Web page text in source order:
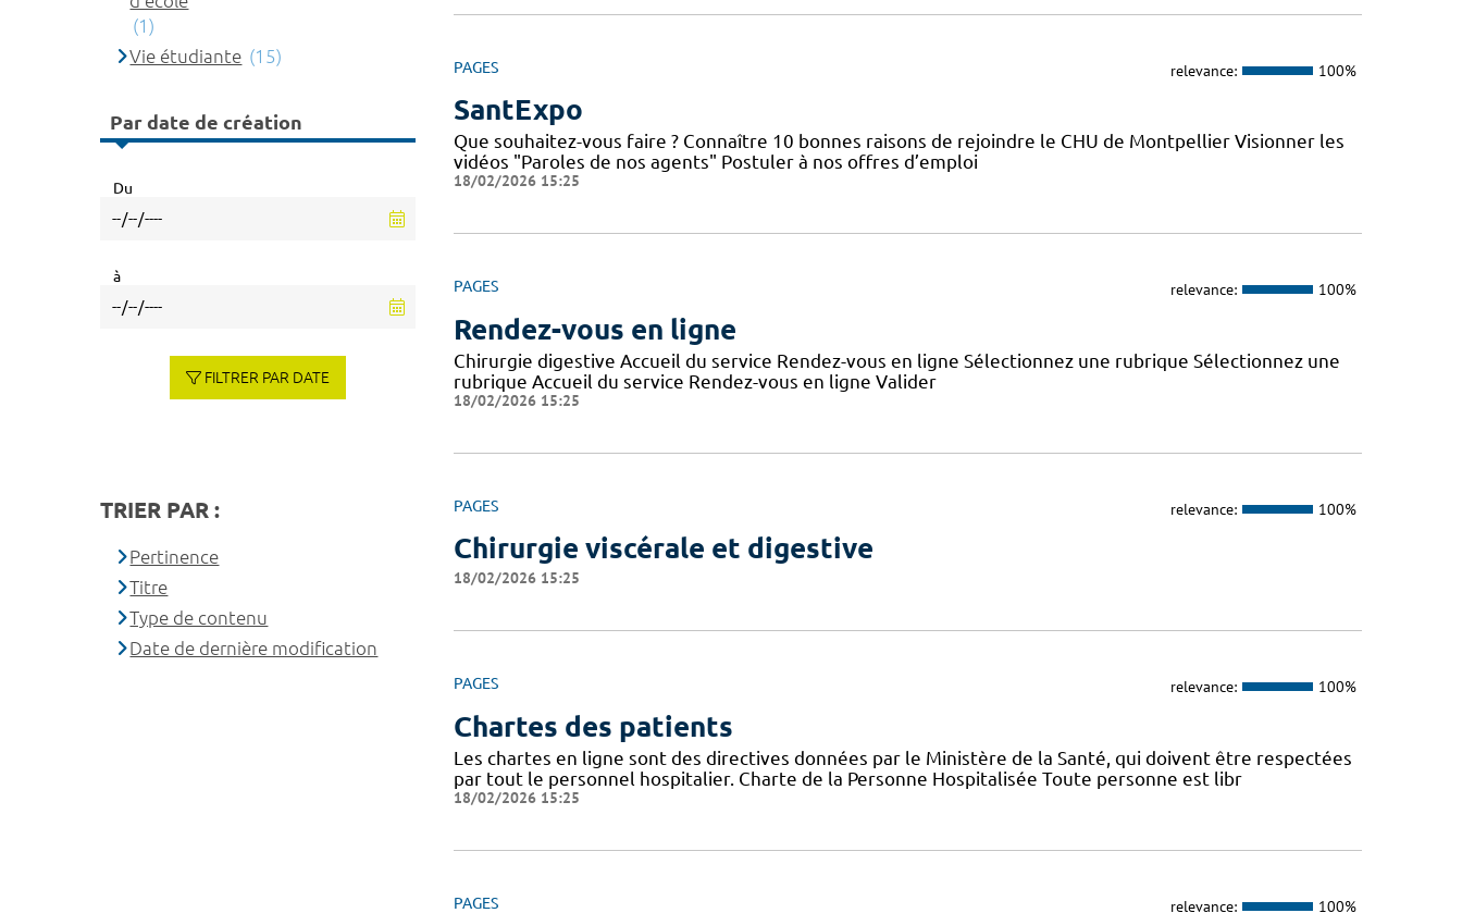
PAGES relevance: 100%
SantExpo
Que souhaitez-vous faire ? Connaître 10 bonnes raisons de rejoindre le CHU de Montpellier Visionner les
vidéos "Paroles de nos agents" Postuler à nos offres d’emploi
18/02/2026 15:25
PAGES relevance: 100%
Rendez-vous en ligne
Chirurgie digestive Accueil du service Rendez-vous en ligne Sélectionnez une rubrique Sélectionnez une
rubrique Accueil du service Rendez-vous en ligne Valider
18/02/2026 15:25
PAGES relevance: 100%
Chirurgie viscérale et digestive
18/02/2026 15:25
PAGES relevance: 100%
Chartes des patients
Les chartes en ligne sont des directives données par le Ministère de la Santé, qui doivent être respectées
par tout le personnel hospitalier. Charte de la Personne Hospitalisée Toute personne est libr
18/02/2026 15:25
PAGES relevance: 100%
(1)
Vie étudiante (15)
Par date de création
Du
à
FILTRER PAR DATE
TRIER PAR :
Pertinence
Titre
Type de contenu
Date de dernière modification